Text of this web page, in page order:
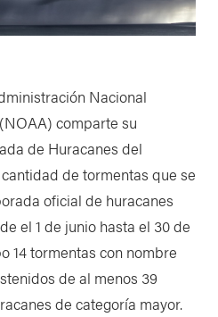
Nacional
comparte su
de Huracanes del
de tormentas que se
oficial de huracanes
el 1 de junio hasta el 30 de
14 tormentas con nombre
de al menos 39
de categoría mayor.